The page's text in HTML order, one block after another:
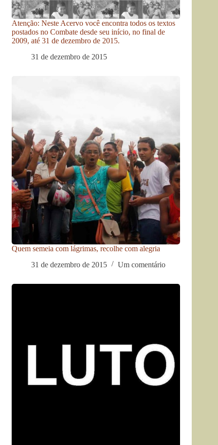
Atenção: Neste Acervo você encontra todos os textos
postados no Combate desde seu início, no final de
2009, até 31 de dezembro de 2015.
31 de dezembro de 2015
Quem semeia com lágrimas, recolhe com alegria
31 de dezembro de 2015
Um comentário